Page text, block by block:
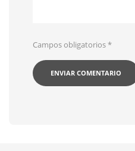
Campos obligatorios*